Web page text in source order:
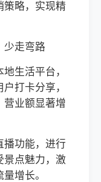
策略，实现精
少走弯路
生活平台，
打卡分享，
营业额显著增
播功能，进行
景点魅力，激
增长。